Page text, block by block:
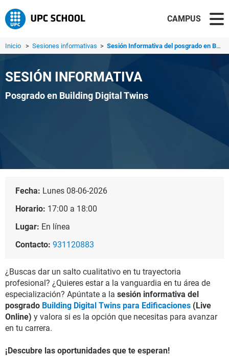
CAMPUS
Inicio > Sesiones informativas > Sesión Informativa del posgrado en Building Digital Twins...
SESIÓN INFORMATIVA
Posgrado en Building Digital Twins
Fecha: Lunes 08-06-2026
Horario: 17:00 a 18:00
Lugar: En línea
Contacto: 931120883
¿Buscas dar un salto cualitativo en tu trayectoria
profesional? ¿Quieres estar a la vanguardia en tu área de
especialización? Apúntate a la sesión informativa del
posgrado Building Digital Twins para Edificaciones (Live
Online) y valora si es la opción que necesitas para avanzar
en tu carrera.
¡Descubre las oportunidades que te esperan!